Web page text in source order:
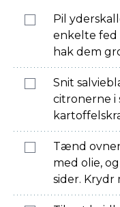
Pil
enkelte fed
hak dem
Snit
citronerne i
Tænd
med olie,
sider. Krydr